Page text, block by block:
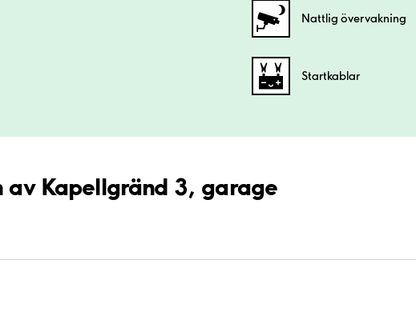
Nattlig övervakning
Startkablar
av Kapellgränd 3, garage